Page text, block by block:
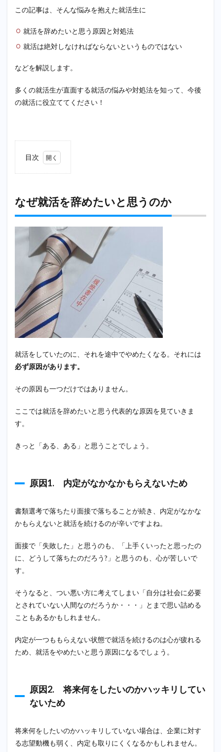
この記事は、そんな悩みを抱えた就活生に
就活を辞めたいと思う原因と対処法
就活は絶対しなければならないというものではない
などを解説します。
多くの就活生が直面する就活の悩みや対処法を知って、今後
の就活に役立ててください！
目次
を辞
めた
いと
1.1
原因
1. 内
定が
なか
なか
もら
えな
いた
め
原因
2. 将
たい
ハッ
いた
原因
3. 圧
接が
あっ
たた
1.4
原因
なか
なか
ばな
め
1.5
人た
ちが
内定
って
いる
ため
なぜ就活を辞めたいと思うのか
就活をしていたのに、それを途中でやめたくなる。それには
必ず原因があります。
その原因も一つだけではありません。
ここでは就活を辞めたいと思う代表的な原因を見ていきま
す。
きっと「ある、ある」と思うことでしょう。
原因1. 内定がなかなかもらえないため
書類選考で落ちたり面接で落ちることが続き、内定がなかな
かもらえないと就活を続けるのが辛いですよね。
面接で「失敗した」と思うのも、「上手くいったと思ったの
に、どうして落ちたのだろう?」と思うのも、心が苦しいで
す。
そうなると、つい悪い方に考えてしまい「自分は社会に必要
とされていない人間なのだろうか・・・」とまで思い詰める
こともあるかもしれません。
内定が一つももらえない状態で就活を続けるのは心が疲れる
ため、就活をやめたいと思う原因になるでしょう。
原因2. 将来何をしたいのかハッキリしてい
ないため
将来何をしたいのかハッキリしていない場合は、企業に対す
る志望動機も弱く、内定も取りにくくなるかもしれません。